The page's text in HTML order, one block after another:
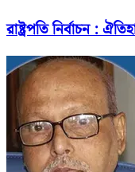
রাষ্ট্রপতি নির্বাচন :